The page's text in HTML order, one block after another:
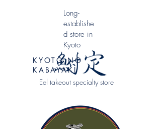
​Long-
establishe
d store in
Kyoto
Eel takeout specialty store
KYOTO NO
KABAYAKI